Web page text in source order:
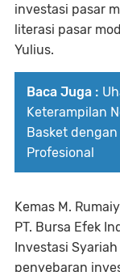
investasi pasar
literasi pasar
Yulius.
Baca Juga :
Keterampilan
Basket
Profesional
Kemas M.
PT. Bursa Efek
Investasi
penyebaran